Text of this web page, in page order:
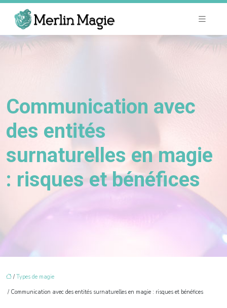
Communication avec
des entités
surnaturelles en magie
: risques et bénéfices
/ Types de magie
/ Communication avec des entités surnaturelles en magie : risques et bénéfices